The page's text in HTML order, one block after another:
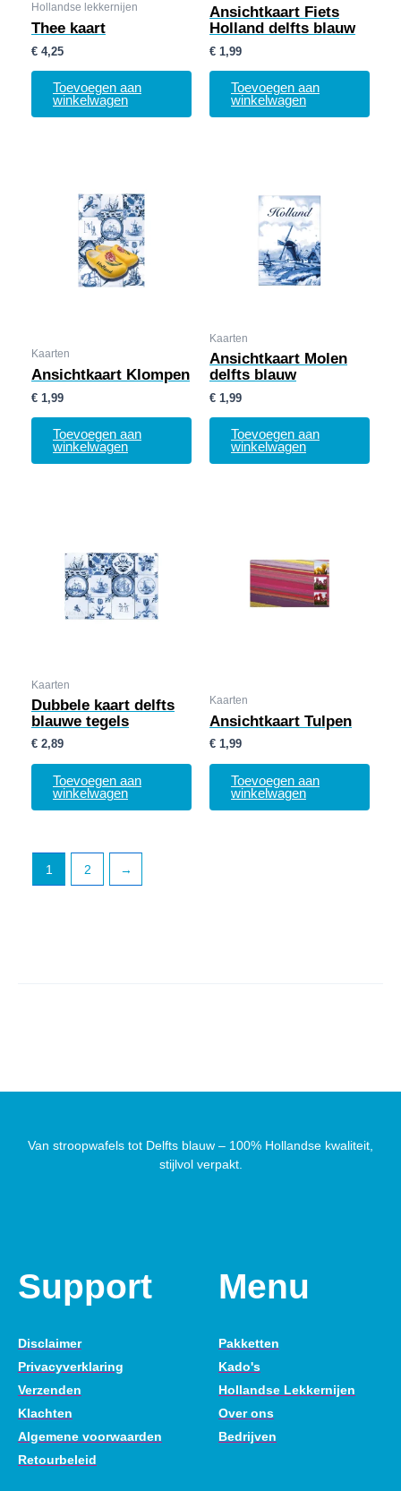
Hollandse lekkernijen
Thee kaart
€ 4,25
Toevoegen aan
winkelwagen
Ansichtkaart Fiets
Holland delfts blauw
€ 1,99
Toevoegen aan
winkelwagen
Kaarten
Ansichtkaart Klompen
€ 1,99
Toevoegen aan
winkelwagen
Kaarten
Ansichtkaart Molen
delfts blauw
€ 1,99
Toevoegen aan
winkelwagen
Kaarten
Dubbele kaart delfts
blauwe tegels
€ 2,89
Toevoegen aan
winkelwagen
Kaarten
Ansichtkaart Tulpen
€ 1,99
Toevoegen aan
winkelwagen
1 2 →
Van stroopwafels tot Delfts blauw – 100% Hollandse kwaliteit,
stijlvol verpakt.
Support
Disclaimer
Privacyverklaring
Verzenden
Klachten
Algemene voorwaarden
Retourbeleid
Menu
Pakketten
Kado's
Hollandse Lekkernijen
Over ons
Bedrijven